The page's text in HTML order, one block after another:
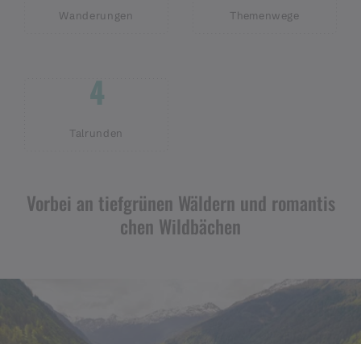
Wanderungen Themenwege
4
Talrunden
Vorbei an tiefgrünen Wäldern und romantis
chen Wildbächen